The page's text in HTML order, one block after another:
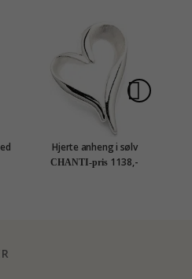
Hjerte anheng i sølv
CHANTI-pris 1138,-